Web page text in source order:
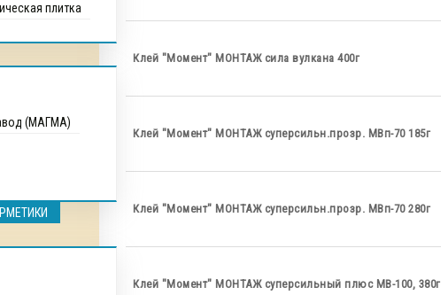
Клей "Момент" МОНТАЖ сила вулкана 400г
Клей "Момент" МОНТАЖ суперсильн.прозр. МВп-70 185г
Клей "Момент" МОНТАЖ суперсильн.прозр. МВп-70 280г
Клей "Момент" МОНТАЖ суперсильный плюс МВ-100, 380г
плитка
(МАГМА)